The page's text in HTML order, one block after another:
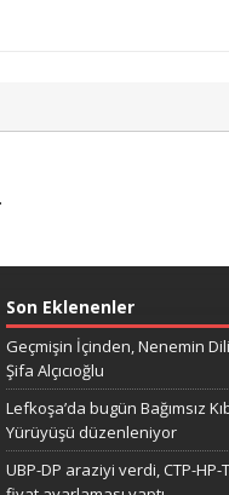
.
Son Eklenenler
Geçmişin İçinden, Nenemin
Şifa Alçıcıoğlu
Lefkoşa’da bugün Bağımsız
Yürüyüşü düzenleniyor
UBP-DP araziyi verdi, CTP-HP-